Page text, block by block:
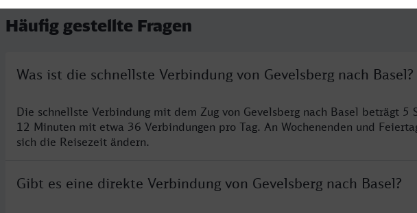
Häufig gestellte Fragen
Was ist die schnellste Verbindung von Gevelsberg nach Basel?
Die schnellste Verbindung mit dem Zug von Gevelsberg nach Basel beträgt 5
12 Minuten mit etwa 36 Verbindungen pro Tag. An Wochenenden und
sich die Reisezeit ändern.
Gibt es eine direkte Verbindung von Gevelsberg nach Basel?